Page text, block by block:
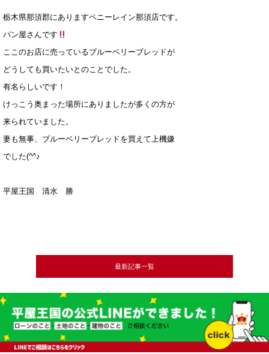
栃木県那須郡にありますペニーレイン那須店です。
パン屋さんです
ここのお店に売っているブルーベリーブレッドが
どうしても買いたいとのことでした。
有名らしいです！
けっこう奥まった場所にありましたが多くの方が
来られていました。
妻も無事、ブルーベリーブレッドを買えて上機嫌
でした(^^♪
平屋王国 清水 勝
最新記事一覧